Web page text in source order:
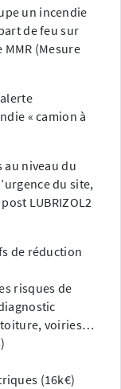
un incendie
de feu sur
(Mesure
« camion à
au niveau du
du site,
LUBRIZOL2
de réduction
risques de
toiture, voiries…
(16k€)